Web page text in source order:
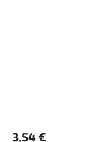
3,54 €